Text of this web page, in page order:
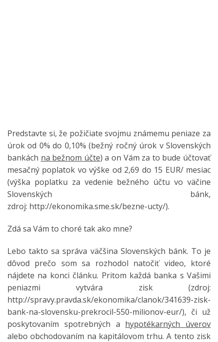
Predstavte si, že požičiate svojmu známemu peniaze za
úrok od 0% do 0,10% (bežný ročný úrok v Slovenských
bankách na bežnom účte) a on Vám za to bude účtovať
mesačný poplatok vo výške od 2,69 do 15 EUR/ mesiac
(výška poplatku za vedenie bežného účtu vo väčine
Slovenských bánk,
zdroj: http://ekonomika.sme.sk/bezne-ucty/).
Zdá sa Vám to choré tak ako mne?
Lebo takto sa správa väčšina Slovenských bánk. To je
dôvod prečo som sa rozhodol natočiť video, ktoré
nájdete na konci článku. Pritom každá banka s Vašimi
peniazmi vytvára zisk (zdroj:
http://spravy.pravda.sk/ekonomika/clanok/341639-zisk-
bank-na-slovensku-prekrocil-550-milionov-eur/), či už
poskytovaním spotrebných a hypotékarných úverov
alebo obchodovaním na kapitálovom trhu. A tento zisk